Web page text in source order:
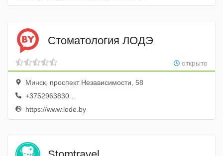
Стоматология ЛОДЭ
открыто
Минск, проспект Независимости, 58
+3752963830...
https://www.lode.by